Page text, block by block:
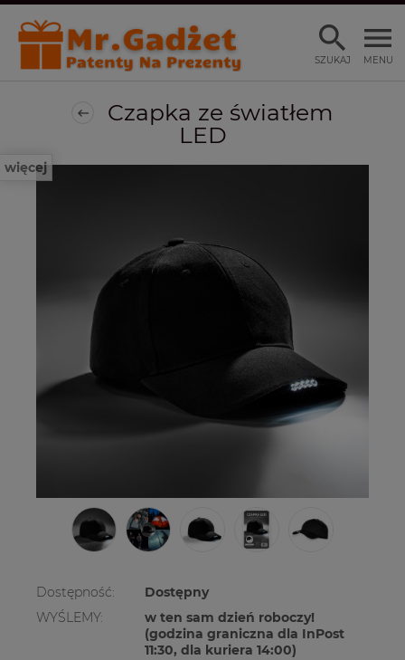
MENU
SZUKAJ
więcej
Czapka ze światłem
LED
Dostępność:
Dostępny
WYŚLEMY:
w ten sam dzień roboczy!
(godzina graniczna dla InPost
11:30, dla kuriera 14:00)